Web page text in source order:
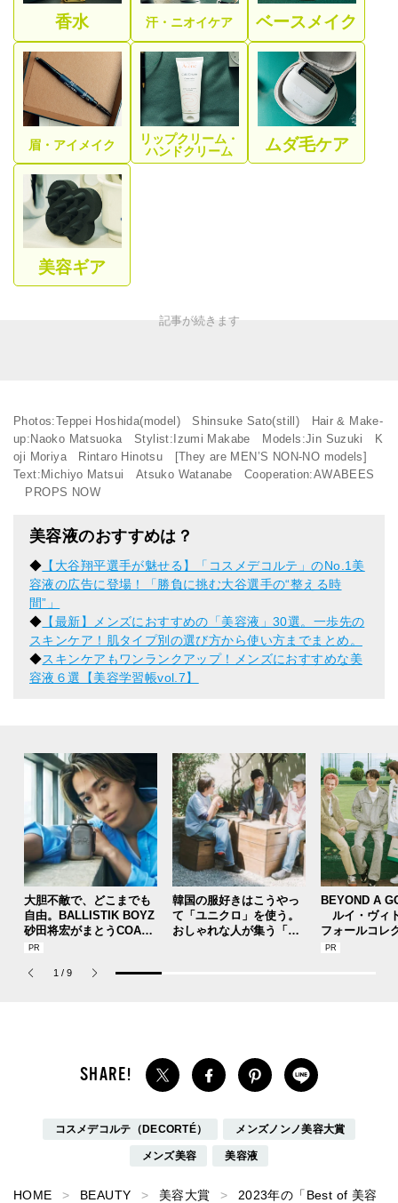
香水 汗・ニオイケア ベースメイク
眉・アイメイク
リップクリーム・
ハンドクリーム
ムダ毛ケア
美容ギア
Photos:Teppei Hoshida(model) Shinsuke Sato(still) Hair & Make-
up:Naoko Matsuoka Stylist:Izumi Makabe Models:Jin Suzuki K
oji Moriya Rintaro Hinotsu [They are MEN’S NON-NO models]
Text:Michiyo Matsui Atsuko Watanabe Cooperation:AWABEES
PROPS NOW
美容液のおすすめは？
◆ 【大谷翔平選手が魅せる】「コスメデコルテ」のNo.1美
容液の広告に登場！「勝負に挑む大谷選手の“整える時
間”」
◆ 【最新】メンズにおすすめの「美容液」30選。一歩先の
スキンケア！肌タイプ別の選び方から使い方までまとめ。
◆スキンケアもワンランクアップ！メンズにおすすめな美
容液６選【美容学習帳vol.7】
大胆不敵で、どこまでも
自由。BALLISTIK BOYZ
砂田将宏がまとうCOACH
の新作フレグランス「コ
パルファム」
韓国の服好きはこうやっ
て「ユニクロ」を使う。
おしゃれな人が集う「ソ
BEYOND A
ルイ・ヴィ
フォールコレ
描くプレッピ
1 / 9
コスメデコルテ（DECORTÉ） メンズノンノ美容大賞
メンズ美容 美容液
HOME BEAUTY 美容大賞
2023年の「Best of 美容